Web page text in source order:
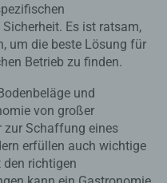
Es ist ratsam,
um die beste Lösung für
Betrieb zu finden.
und
von großer
zur Schaffung eines
erfüllen auch wichtige
richtigen